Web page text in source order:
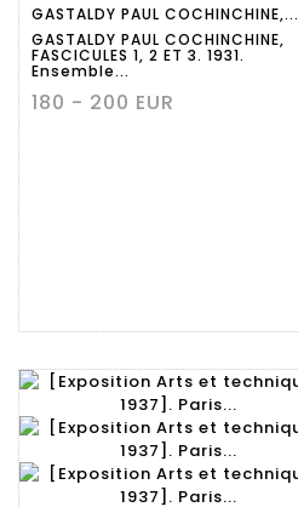
détaillée
GASTALDY PAUL COCHINCHINE,...
GASTALDY PAUL COCHINCHINE,
FASCICULES 1, 2 ET 3. 1931.
Ensemble...
180 - 200 EUR